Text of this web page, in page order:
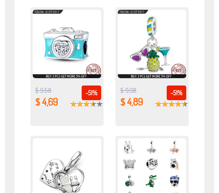
-51%
$ 9,58
$ 4,69
-51%
$ 9,98
$ 4,89